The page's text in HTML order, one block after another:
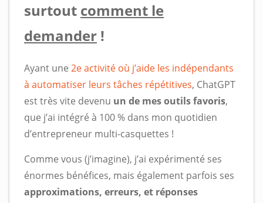
surtout comment le
demander !
Ayant une 2e activité où j’aide les indépendants
à automatiser leurs tâches répétitives, ChatGPT
est très vite devenu un de mes outils favoris,
que j’ai intégré à 100 % dans mon quotidien
d’entrepreneur multi-casquettes !
Comme vous (j’imagine), j’ai expérimenté ses
énormes bénéfices, mais également parfois ses
approximations, erreurs, et réponses